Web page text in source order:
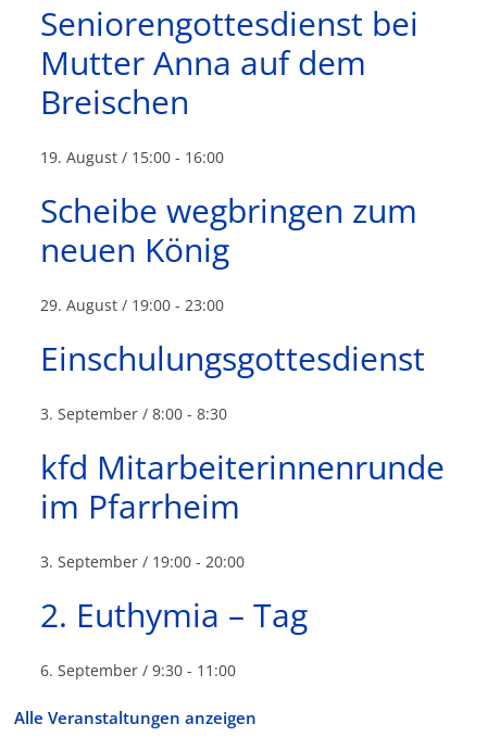
Seniorengottesdienst bei
Mutter Anna auf dem
Breischen
19. August / 15:00 - 16:00
Scheibe wegbringen zum
neuen König
29. August / 19:00 -23:00
Einschulungsgottesdienst
3. September / 8:00 -8:30
kfd Mitarbeiterinnenrunde
im Pfarrheim
3. September / 19:00 -20:00
2. Euthymia – Tag
6. September / 9:30 - 11:00
Alle Veranstaltungen anzeigen